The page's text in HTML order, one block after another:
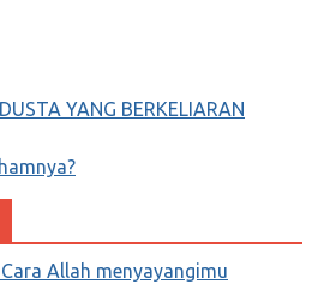
YANG BERKELIARAN
Allah menyayangimu